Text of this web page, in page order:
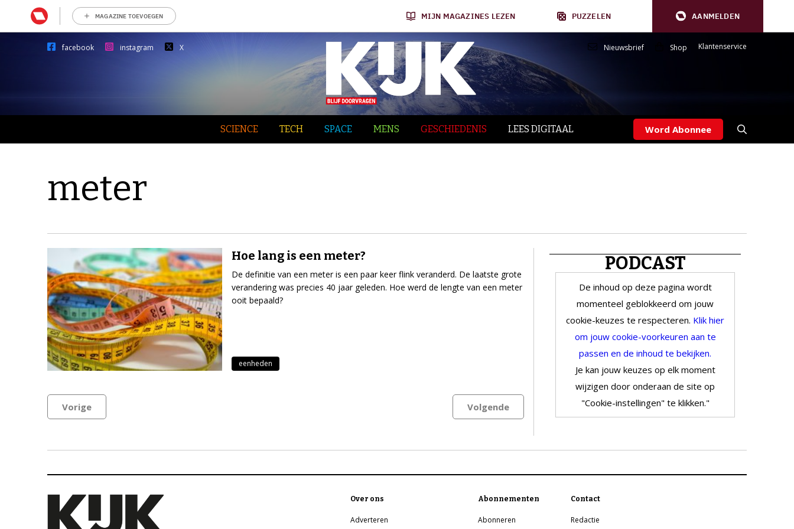
MAGAZINE TOEVOEGEN MIJN MAGAZINES LEZEN PUZZELEN AANMELDEN
facebook instagram X Nieuwsbrief Shop Klantenservice
SCIENCE TECH SPACE MENS GESCHIEDENIS LEES DIGITAAL Word Abonnee
meter
Hoe lang is een meter?
De definitie van een meter is een paar keer flink veranderd. De laatste grote
verandering was precies 40 jaar geleden. Hoe werd de lengte van een meter
ooit bepaald?
eenheden
Vorige Volgende
PODCAST
De inhoud op deze pagina wordt
momenteel geblokkeerd om jouw
cookie-keuzes te respecteren. Klik hier
om jouw cookie-voorkeuren aan te
passen en de inhoud te bekijken.
Je kan jouw keuzes op elk moment
wijzigen door onderaan de site op
"Cookie-instellingen" te klikken."
Over ons
Adverteren
Abonnementen
Abonneren
Contact
Redactie